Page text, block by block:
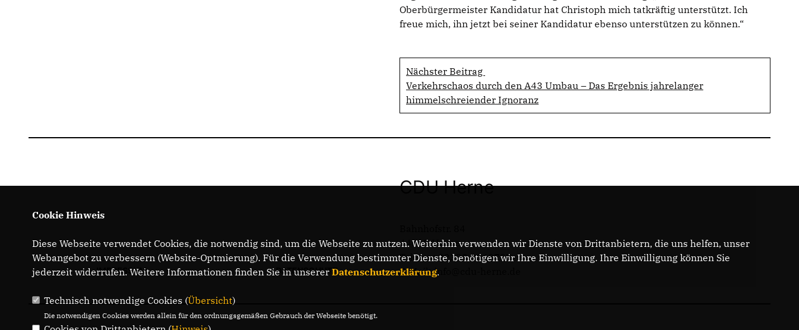
Oberbürgermeister Kandidatur hat Christoph mich tatkräftig unterstützt. Ich
freue mich, ihn jetzt bei seiner Kandidatur ebenso unterstützen zu können.“
Nächster Beitrag
Verkehrschaos durch den A43 Umbau – Das Ergebnis jahrelanger
himmelschreiender Ignoranz
IMPRESSUM DATENSCHUTZ
CDU Herne
44623 Herne
Telefon: 02323 2043737
E-Mail: info@cdu-herne.de
Cookie Hinweis
Diese Webseite verwendet Cookies, die notwendig sind, um die Webseite zu nutzen. Weiterhin verwenden wir Dienste von Drittanbietern, die uns helfen, unser
Webangebot zu verbessern (Website-Optmierung). Für die Verwendung bestimmter Dienste, benötigen wir Ihre Einwilligung. Ihre Einwilligung können Sie
jederzeit widerrufen. Weitere Informationen finden Sie in unserer Datenschutzerklärung.
Technisch notwendige Cookies (Übersicht)
Die notwendigen Cookies werden allein für den ordnungsgemäßen Gebrauch der Webseite benötigt.